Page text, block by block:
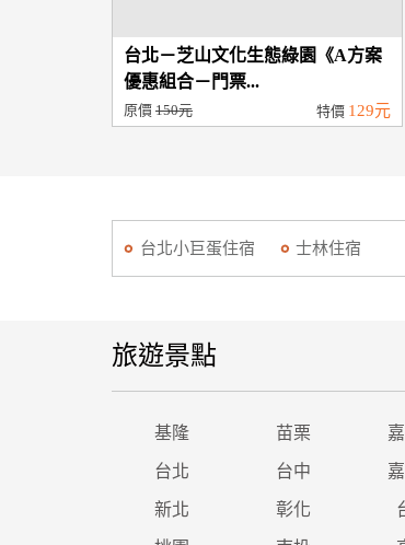
台北－芝山文化生態綠園《A方案
優惠組合－門票...
原價 150元 特價 129元
台北小巨蛋住宿 士林住宿
旅遊景點
基隆 苗栗
台北 台中
新北 彰化